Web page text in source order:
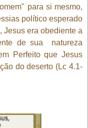
para si mesmo,
político esperado
Jesus era obediente a
de sua natureza
Perfeito que Jesus
do deserto (Lc 4.1-